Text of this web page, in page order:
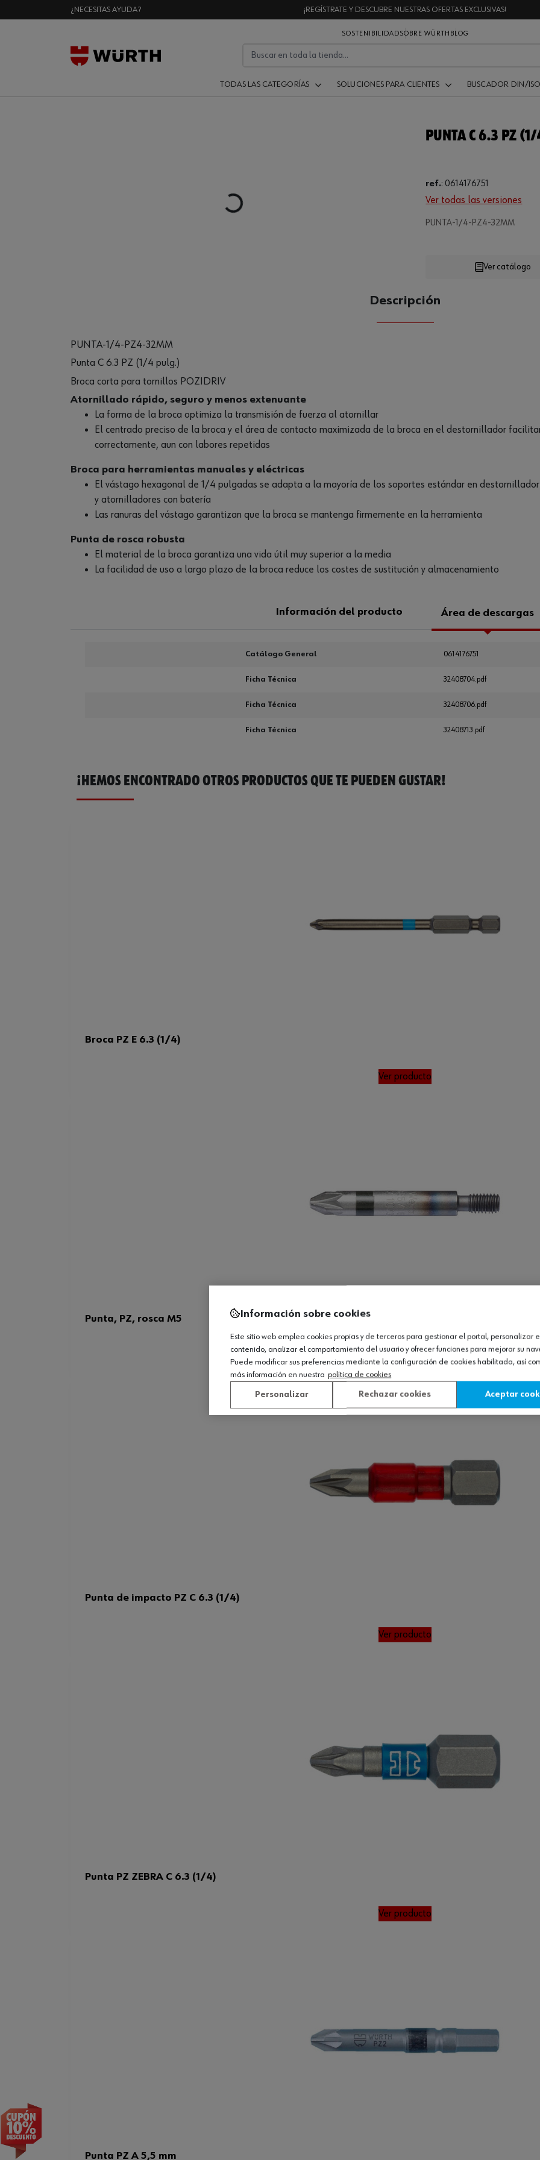
¿NECESITAS AYUDA? ¡REGÍSTRATE Y DESCUBRE NUESTRAS OFERTAS EXCLUSIVAS!
SOSTENIBILIDADSOBRE WÜRTH BLOG
TODAS LAS CATEGORÍAS SOLUCIONES PARA CLIENTES BUSCADOR DIN/ISO
Loading...
PUNTA C 6.3 PZ
ref.: 0614176751
Ver todas las versiones
PUNTA-1/4-PZ4-32MM
Loading...
CANTIDAD
Ver catálogo
Descripción
PUNTA-1/4-PZ4-32MM
Punta C 6.3 PZ (1/4 pulg.)
Broca corta para tornillos POZIDRIV
Atornillado rápido, seguro y menos extenuante
La forma de la broca optimiza la transmisión de fuerza al atornillar
El centrado preciso de la broca y el área de contacto maximizada de la broca en el destornillador
correctamente, aun con labores repetidas
Broca para herramientas manuales y eléctricas
El vástago hexagonal de 1/4 pulgadas se adapta a la mayoría de los soportes estándar en
y atornilladores con batería
Las ranuras del vástago garantizan que la broca se mantenga firmemente en la herramienta
Punta de rosca robusta
El material de la broca garantiza una vida útil muy superior a la media
La facilidad de uso a largo plazo de la broca reduce los costes de sustitución y almacenamiento
Información del producto Área de descargas
Catálogo General 0614176751
Ficha Técnica 32408704.pdf
Ficha Técnica 32408706.pdf
Ficha Técnica 32408713.pdf
¡HEMOS ENCONTRADO OTROS PRODUCTOS QUE TE PUEDEN GUSTAR!
Broca PZ E 6.3 (1/4)
Ver producto
Punta, PZ, rosca M5
Ver producto
Punta de impacto PZ C 6.3 (1/4)
Ver producto
Punta PZ ZEBRA C 6.3 (1/4)
Ver producto
Punta PZ A 5,5 mm
Información sobre cookies
Este sitio web emplea cookies propias y de terceros para gestionar el portal, personalizar
contenido, analizar el comportamiento del usuario y ofrecer funciones para mejorar su
Puede modificar sus preferencias mediante la configuración de cookies habilitada, así
más información en nuestra política de cookies
Personalizar Rechazar cookies Aceptar